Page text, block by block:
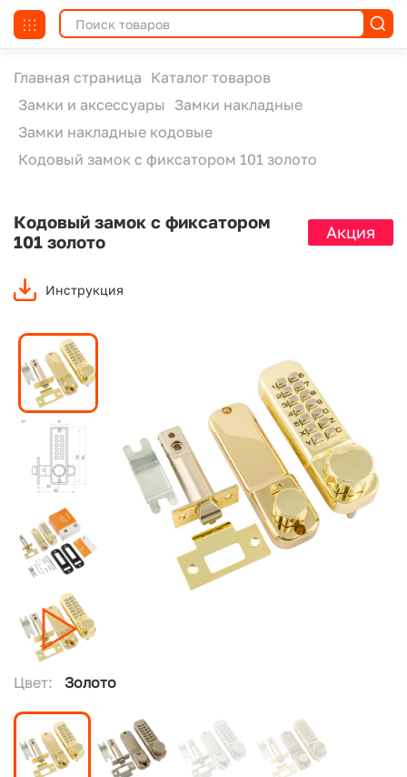
Главная страница Каталог товаров
Замки и аксессуары Замки накладные
Замки накладные кодовые
Кодовый замок с фиксатором 101 золото
Кодовый замок с фиксатором
101 золото
Акция
Инструкция
Цвет: Золото